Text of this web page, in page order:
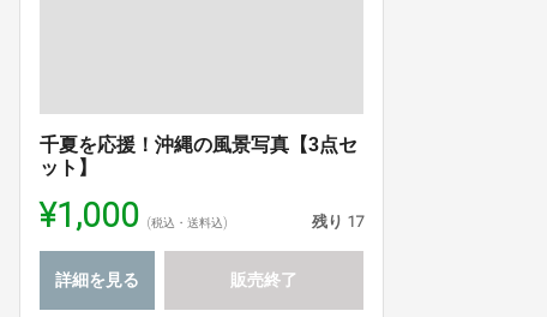
千夏を応援！沖縄の風景写真【3点セ
ット】
¥1,000 (税込・送料込) 残り 17
詳細を見る 販売終了